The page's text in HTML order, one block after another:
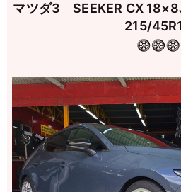
マツダ3 SEEKER CX
215/